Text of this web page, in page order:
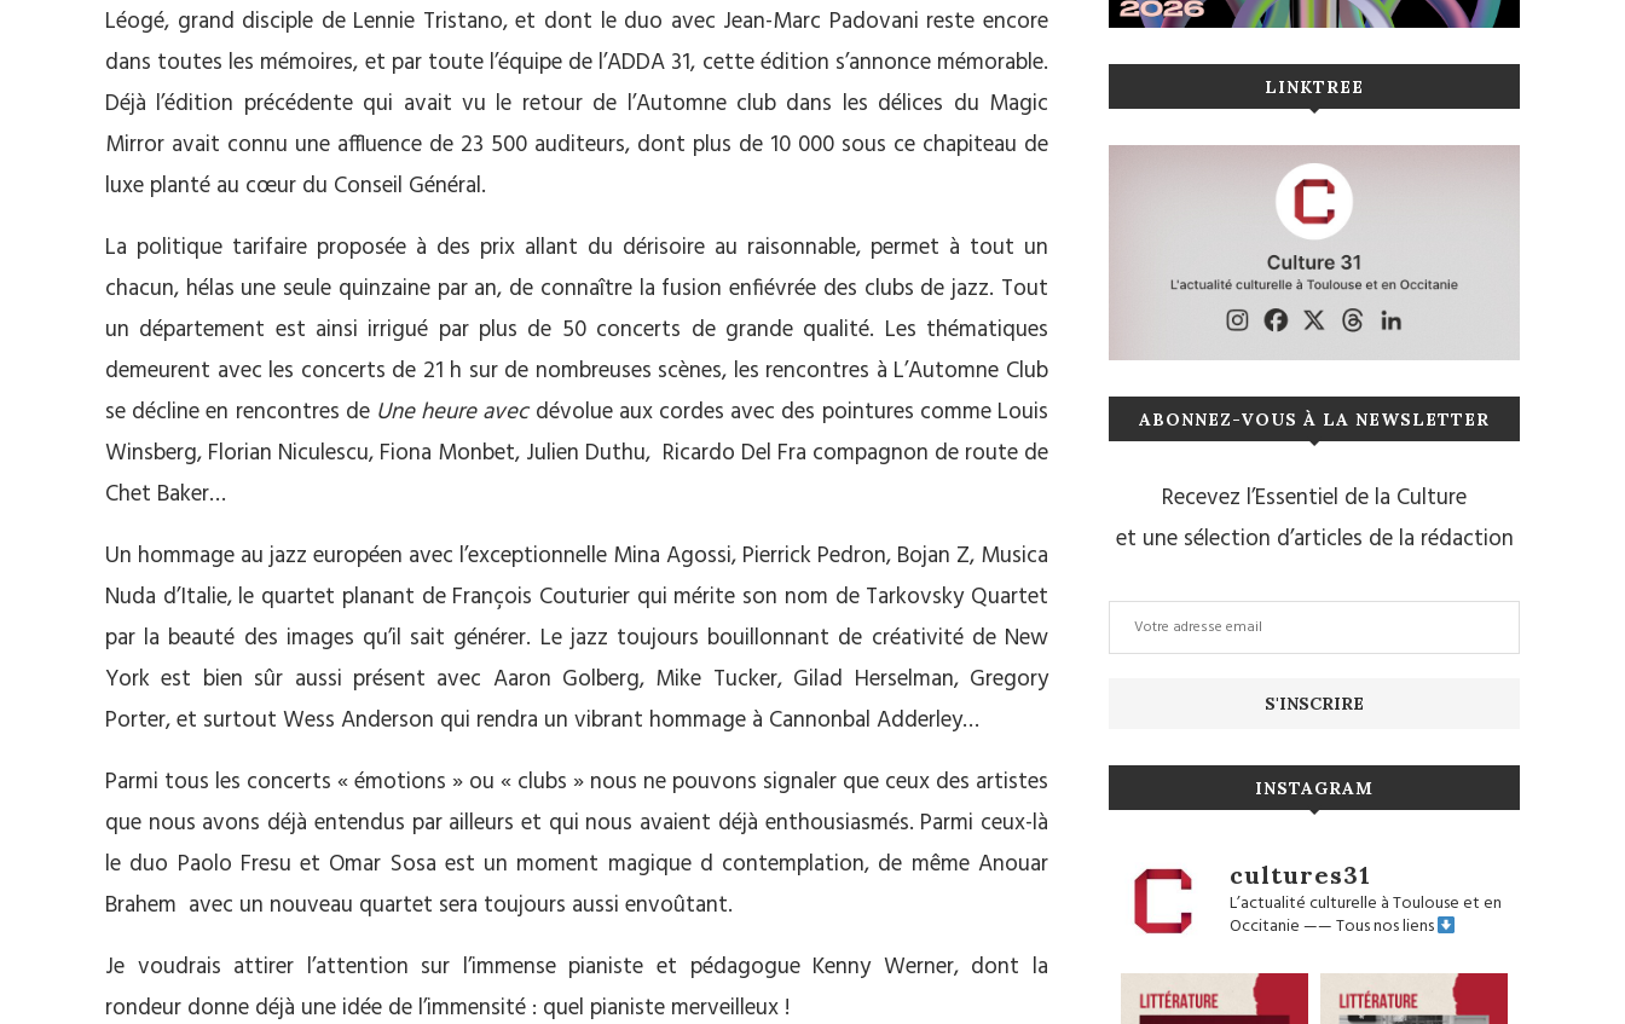
Léogé, grand disciple de Lennie Tristano, et dont le duo avec Jean-Marc Padovani reste encore
dans toutes les mémoires, et par toute l’équipe de l’ADDA 31, cette édition s’annonce mémorable.
Déjà l’édition précédente qui avait vu le retour de l’Automne club dans les délices du Magic
Mirror avait connu une affluence de 23 500 auditeurs, dont plus de 10 000 sous ce chapiteau de
luxe planté au cœur du Conseil Général.
La politique tarifaire proposée à des prix allant du dérisoire au raisonnable, permet à tout un
chacun, hélas une seule quinzaine par an, de connaître la fusion enfiévrée des clubs de jazz. Tout
un département est ainsi irrigué par plus de 50 concerts de grande qualité. Les thématiques
demeurent avec les concerts de 21 h sur de nombreuses scènes, les rencontres à L’Automne Club
se décline en rencontres de Une heure avecdévolue aux cordes avec des pointures comme Louis
Winsberg, Florian Niculescu, Fiona Monbet, Julien Duthu, Ricardo Del Fra compagnon de route de
Chet Baker…
Un hommage au jazz européen avec l’exceptionnelle Mina Agossi, Pierrick Pedron, Bojan Z, Musica
Nuda d’Italie, le quartet planant de François Couturier qui mérite son nom de Tarkovsky Quartet
par la beauté des images qu’il sait générer. Le jazz toujours bouillonnant de créativité de New
York est bien sûr aussi présent avec Aaron Golberg, Mike Tucker, Gilad Herselman, Gregory
Porter, et surtout Wess Anderson qui rendra un vibrant hommage à Cannonbal Adderley…
Parmi tous les concerts « émotions » ou « clubs » nous ne pouvons signaler que ceux des artistes
que nous avons déjà entendus par ailleurs et qui nous avaient déjà enthousiasmés. Parmi ceux-là
le duo Paolo Fresu et Omar Sosa est un moment magique d contemplation, de même Anouar
Brahem avec un nouveau quartet sera toujours aussi envoûtant.
Je voudrais attirer l’attention sur l’immense pianiste et pédagogue Kenny Werner, dont la
rondeur donne déjà une idée de l’immensité : quel pianiste merveilleux !
LINKTREE
ABONNEZ-VOUS À LA NEWSLETTER
Recevez l’Essentiel de la Culture
et une sélection d’articles de la rédaction
INSTAGRAM
cultures31
L’actualité culturelle à Toulouse et en
Occitanie——Tous nos liens